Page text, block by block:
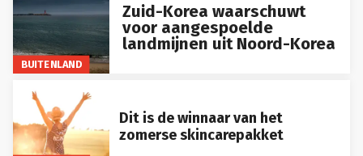
BUITENLAND
Zuid-Korea waarschuwt
voor aangespoelde
landmijnen uit Noord-Korea
Dit is de winnaar van het
zomerse skincarepakket